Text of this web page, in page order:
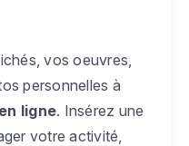
vos oeuvres,
personnelles à
ligne. Insérez une
votre activité,